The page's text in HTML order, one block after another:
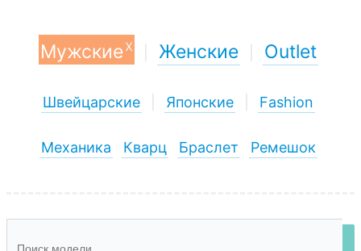
Мужскиеx Женские Outlet
Швейцарские Японские Fashion
Механика Кварц Браслет Ремешок